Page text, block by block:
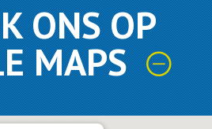
ONS OP
MAPS